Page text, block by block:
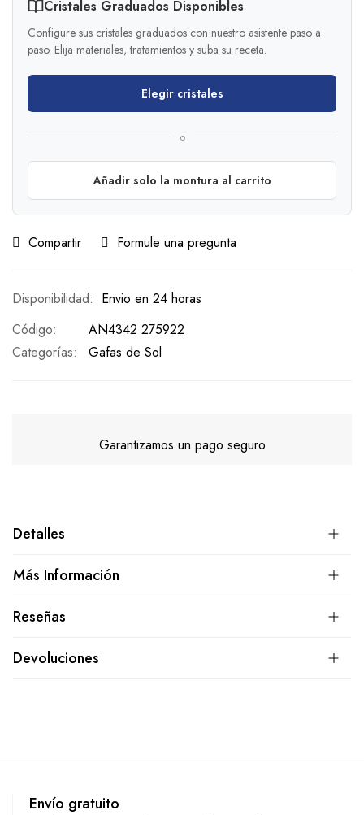
Cristales Graduados Disponibles
Configure sus cristales graduados con nuestro asistente paso a
paso. Elija materiales, tratamientos y suba su receta.
Elegir cristales
o
Añadir solo la montura al carrito
Compartir Formule una pregunta
Envio en 24 horas
Código
AN4342 275922
Categorías:
Gafas de Sol
Garantizamos un pago seguro
Detalles
Más Información
Reseñas
Devoluciones
Envío gratuito